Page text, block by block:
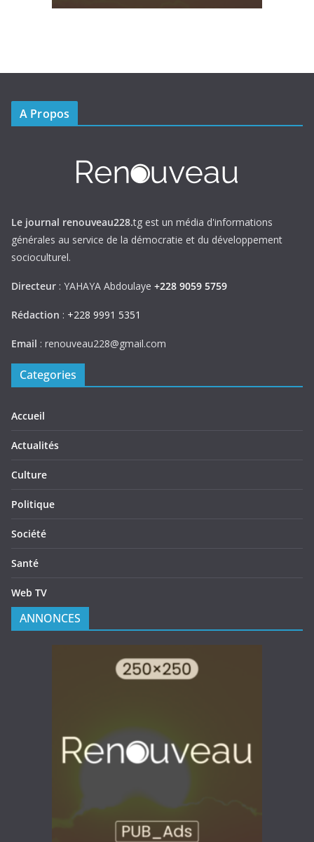
A Propos
Le journal renouveau228.tg est un média d'informations
générales au service de la démocratie et du développement
socioculturel.
Directeur : YAHAYA Abdoulaye +228 9059 5759
Rédaction : +228 9991 5351
Email : renouveau228@gmail.com
Categories
Accueil
Actualités
Culture
Politique
Société
Santé
Web TV
ANNONCES